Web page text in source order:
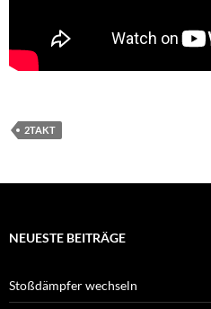
2TAKT
NEUESTE BEITRÄGE
Stoßdämpfer wechseln